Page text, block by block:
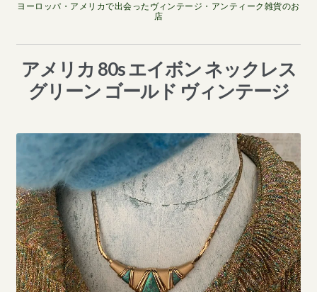
ヨーロッパ・アメリカで出会ったヴィンテージ・アンティーク雑貨のお
店
アメリカ 80s エイボン ネックレス
グリーン ゴールド ヴィンテージ